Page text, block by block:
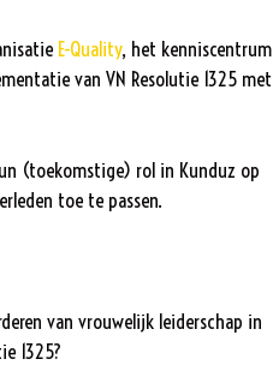
E-Quality, het kenniscentrum
van VN Resolutie 1325 met
(toekomstige) rol in Kunduz op
toe te passen.
van vrouwelijk leiderschap in
1325?